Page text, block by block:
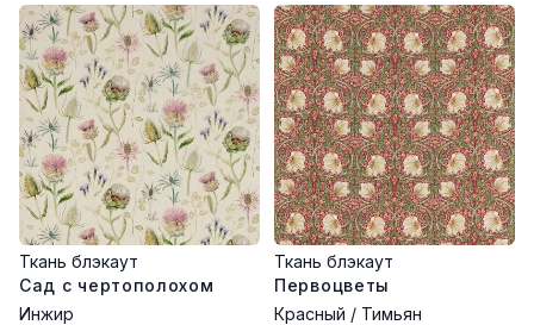
Ткань блэкаут
Сад с чертополохом
Инжир
Ткань блэкаут
Первоцветы
Красный / Тимьян